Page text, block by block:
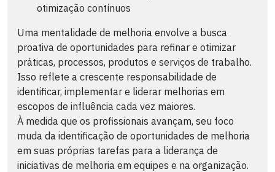
otimização contínuos
Uma mentalidade de melhoria envolve a busca
proativa de oportunidades para refinar e otimizar
práticas, processos, produtos e serviços de trabalho.
Isso reflete a crescente responsabilidade de
identificar, implementar e liderar melhorias em
escopos de influência cada vez maiores.
À medida que os profissionais avançam, seu foco
muda da identificação de oportunidades de melhoria
em suas próprias tarefas para a liderança de
iniciativas de melhoria em equipes e na organização.